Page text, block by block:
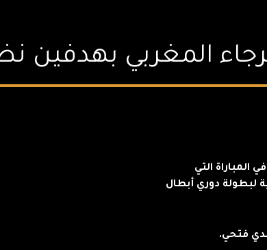
المغربي بهدفين
المباراة التي
لبطولة دوري أبطال
فتحي.